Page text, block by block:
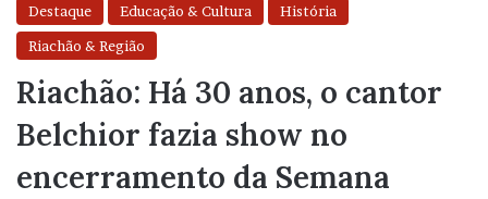
Destaque Educação & Cultura
História
Riachão & Região
Riachão: Há 30 anos, o cantor
Belchior fazia show no
encerramento da Semana